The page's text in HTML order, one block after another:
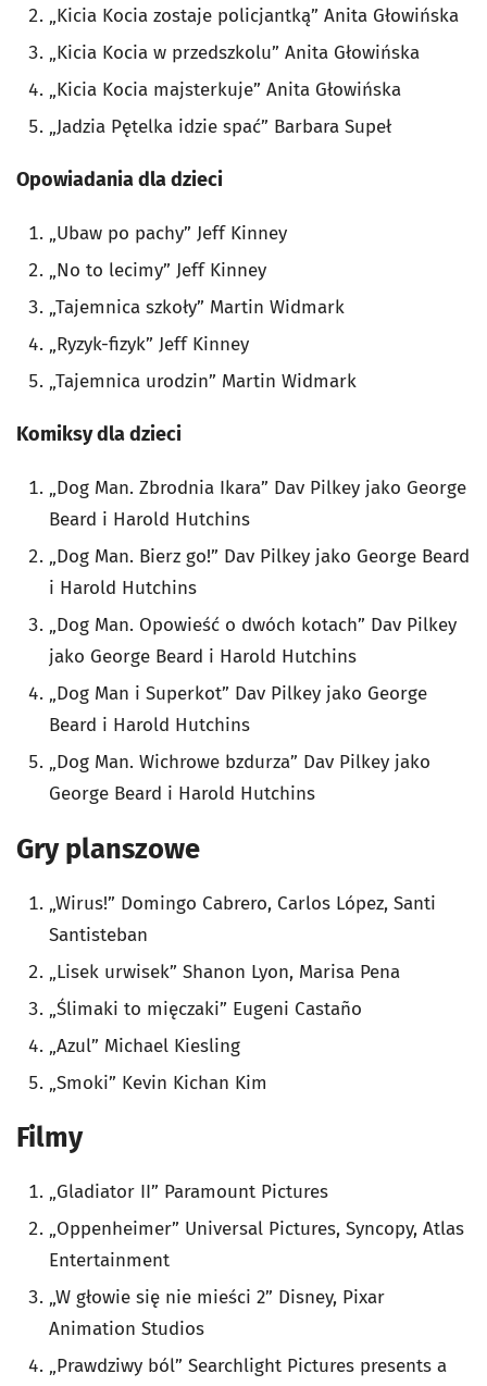
„Kicia Kocia zostaje policjantką” Anita Głowińska
„Kicia Kocia w przedszkolu” Anita Głowińska
„Kicia Kocia majsterkuje” Anita Głowińska
„Jadzia Pętelka idzie spać” Barbara Supeł
Opowiadania dla dzieci
„Ubaw po pachy” Jeff Kinney
„No to lecimy” Jeff Kinney
„Tajemnica szkoły” Martin Widmark
„Ryzyk-fizyk” Jeff Kinney
„Tajemnica urodzin” Martin Widmark
Komiksy dla dzieci
„Dog Man. Zbrodnia Ikara” Dav Pilkey jako George
Beard i Harold Hutchins
„Dog Man. Bierz go!” Dav Pilkey jako George Beard
i Harold Hutchins
„Dog Man. Opowieść o dwóch kotach” Dav Pilkey
jako George Beard i Harold Hutchins
„Dog Man i Superkot” Dav Pilkey jako George
Beard i Harold Hutchins
„Dog Man. Wichrowe bzdurza” Dav Pilkey jako
George Beard i Harold Hutchins
Gry planszowe
„Wirus!” Domingo Cabrero, Carlos López, Santi
Santisteban
„Lisek urwisek” Shanon Lyon, Marisa Pena
„Ślimaki to mięczaki” Eugeni Castaño
„Azul” Michael Kiesling
„Smoki” Kevin Kichan Kim
Filmy
„Gladiator II” Paramount Pictures
„Oppenheimer” Universal Pictures, Syncopy, Atlas
Entertainment
„W głowie się nie mieści 2” Disney, Pixar
Animation Studios
„Prawdziwy ból” Searchlight Pictures presents a